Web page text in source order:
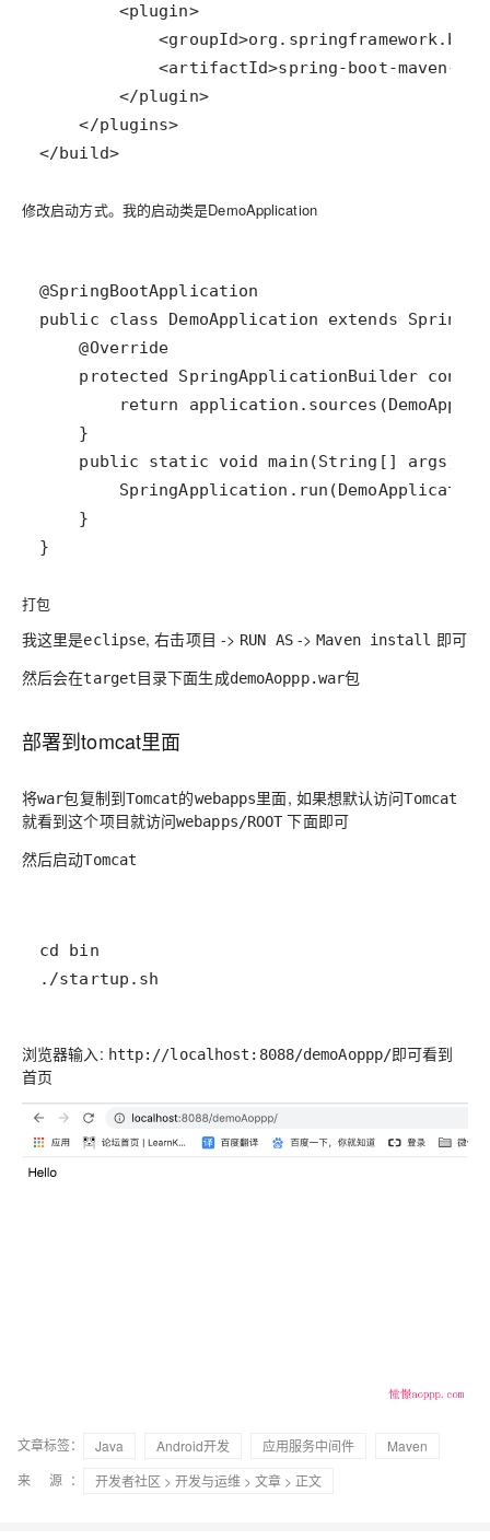
        <plugin>
        </plugin>
</build>
修改启动方式。我的启动类是DemoApplication
}
打包
我这里是eclipse, 右击项目 -> RUN AS->Maven install 即可
然后会在target目录下面生成demoAoppp.war包
部署到tomcat里面
将war包复制到Tomcat的webapps里面, 如果想默认访问Tomcat
就看到这个项目就访问webapps/ROOT下面即可
然后启动Tomcat
./startup.sh
浏览器输入: http://localhost:8088/demoAoppp/即可看到
首页
文章标签： Java Android开发 应用服务中间件
Maven
来 源：
开发者社区 > 开发与运维 > 文章 > 正文